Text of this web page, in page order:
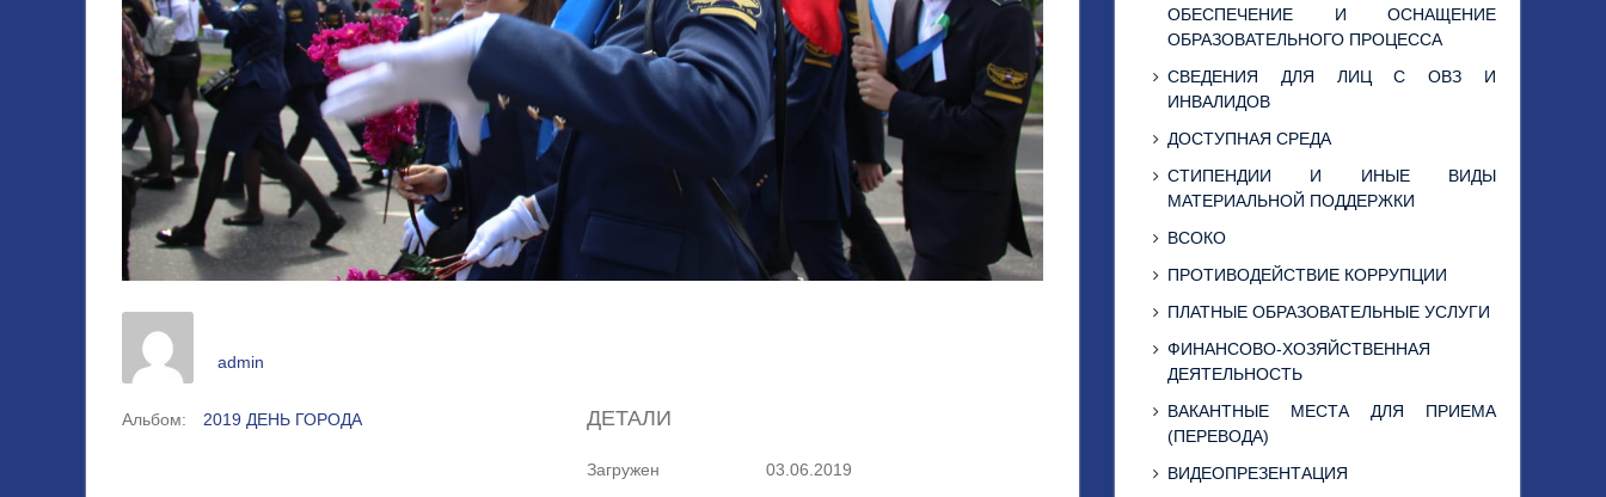
admin
Альбом: 2019 ДЕНЬ ГОРОДА ДЕТАЛИ
Загружен 03.06.2019
ОБЕСПЕЧЕНИЕ И ОСНАЩЕНИЕ
ОБРАЗОВАТЕЛЬНОГО ПРОЦЕССА
СВЕДЕНИЯ ДЛЯ ЛИЦ С ОВЗ И
ИНВАЛИДОВ
ДОСТУПНАЯ СРЕДА
СТИПЕНДИИ И ИНЫЕ ВИДЫ
МАТЕРИАЛЬНОЙ ПОДДЕРЖКИ
ВСОКО
ПРОТИВОДЕЙСТВИЕ КОРРУПЦИИ
ПЛАТНЫЕ ОБРАЗОВАТЕЛЬНЫЕ УСЛУГИ
ФИНАНСОВО-ХОЗЯЙСТВЕННАЯ
ДЕЯТЕЛЬНОСТЬ
ВАКАНТНЫЕ МЕСТА ДЛЯ ПРИЕМА
(ПЕРЕВОДА)
ВИДЕОПРЕЗЕНТАЦИЯ